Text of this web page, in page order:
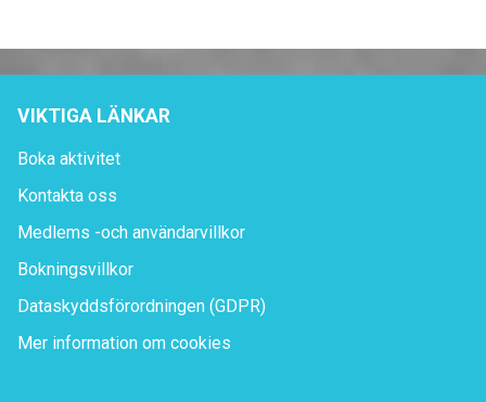
VIKTIGA LÄNKAR
Boka aktivitet
Kontakta oss
Medlems -och användarvillkor
Bokningsvillkor
Dataskyddsförordningen (GDPR)
Mer information om cookies